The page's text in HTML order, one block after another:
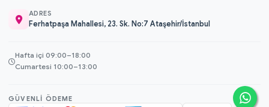
ADRES
Ferhatpaşa Mahallesi, 23. Sk. No:7 Ataşehir/İstanbul
Hafta içi 09:00–18:00
Cumartesi 10:00–13:00
GÜVENLI ÖDEME